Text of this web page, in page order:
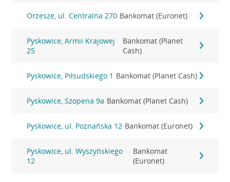
Orzesze, ul. Centralna 270 Bankomat (Euronet)
Pyskowice, Armii Krajowej
25
Bankomat (Planet
Cash)
Pyskowice, Piłsudskiego 1 Bankomat (Planet Cash)
Pyskowice, Szopena 9a Bankomat (Planet Cash)
Pyskowice, ul. Poznańska 12 Bankomat (Euronet)
Pyskowice, ul. Wyszyńskiego
12
Bankomat
(Euronet)